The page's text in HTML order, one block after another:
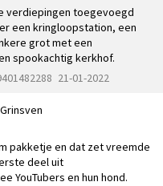
verdiepingen toegevoegd
een kringloopstation, een
grot met een
spookachtig kerkhof.
21-01-2022
pakketje en dat zet vreemde
deel uit
YouTubers en hun hond.